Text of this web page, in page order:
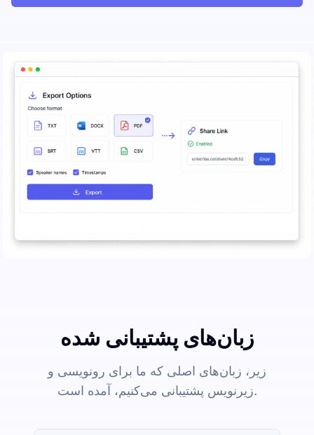
زبان‌های پشتیبانی شده
زیر، زبان‌های اصلی که ما برای رونویسی و
زیرنویس پشتیبانی می‌کنیم، آمده است.